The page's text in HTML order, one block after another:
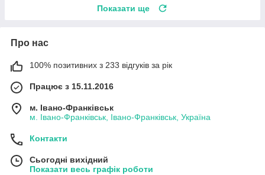
Показати ще
Про нас
100% позитивних з 233 відгуків за рік
Працює з 15.11.2016
м. Івано-Франківськ
м. Івано-Франківськ, Івано-Франківськ, Україна
Контакти
Сьогодні вихідний
Показати весь графік роботи